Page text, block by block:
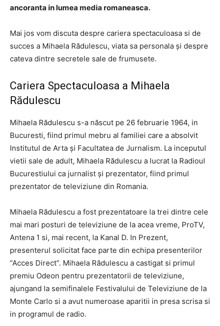
ancoranta in lumea media romaneasca.
Mai jos vom discuta despre cariera spectaculoasa si de
succes a Mihaela Rădulescu, viata sa personala și despre
cateva dintre secretele sale de frumusete.
Cariera Spectaculoasa a Mihaela
Rădulescu
Mihaela Rădulescu s-a născut pe 26 februarie 1964, in
Bucuresti, fiind primul mebru al familiei care a absolvit
Institutul de Arta și Facultatea de Jurnalism. La inceputul
vietii sale de adult, Mihaela Rădulescu a lucrat la Radioul
Bucurestiului ca jurnalist și prezentator, fiind primul
prezentator de televiziune din Romania.
Mihaela Rădulescu a fost prezentatoare la trei dintre cele
mai mari posturi de televiziune de la acea vreme, ProTV,
Antena 1 si, mai recent, la Kanal D. In Prezent,
presenterul solicitat face parte din echipa presenterilor
“Acces Direct”. Mihaela Rădulescu a castigat si primul
premiu Odeon pentru prezentatorii de televiziune,
ajungand la semifinalele Festivalului de Televiziune de la
Monte Carlo si a avut numeroase aparitii in presa scrisa si
in programul de radio.